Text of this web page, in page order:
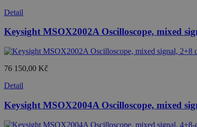
Detail
Keysight MSOX2002A Oscilloscope, mixed
76 150,00 Kč
Detail
Keysight MSOX2004A Oscilloscope, mixed